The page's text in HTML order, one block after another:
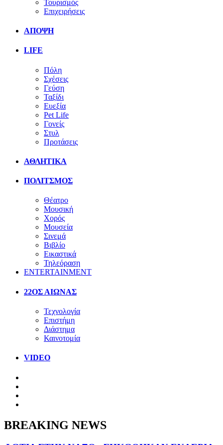
Τουρισμός
Επιχειρήσεις
ΑΠΟΨΗ
LIFE
Πόλη
Σχέσεις
Γεύση
Ταξίδι
Ευεξία
Pet Life
Γονείς
Στυλ
Προτάσεις
ΑΘΛΗΤΙΚΑ
ΠΟΛΙΤΣΜΟΣ
Θέατρο
Μουσική
Χορός
Μουσεία
Σινεμά
Βιβλίο
Εικαστικά
Τηλεόραση
ENTERTAINMENT
22ΟΣ ΑΙΩΝΑΣ
Τεχνολογία
Επιστήμη
Διάστημα
Καινοτομία
VIDEO
BREAKING NEWS